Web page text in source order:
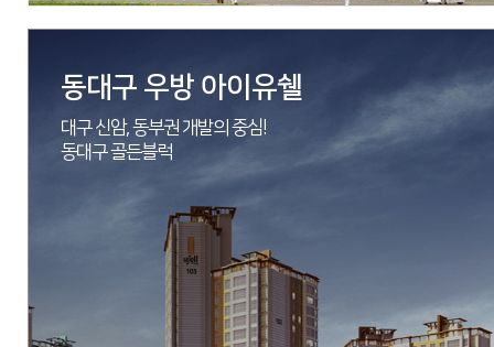
동대구 우방 아이유쉘
대구 신암, 동부권 개발의 중심!
동대구 골든블럭